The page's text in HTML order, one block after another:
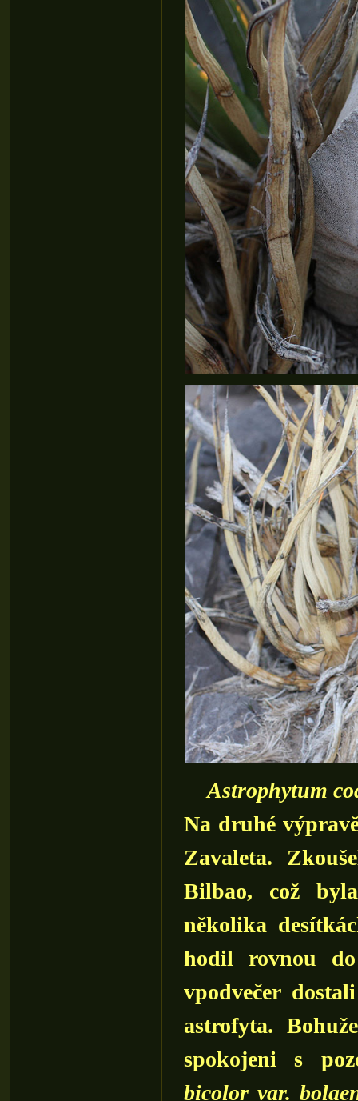
Astrophytum
Na druhé
Zavaleta.
Bilbao, což
několika
hodil rovnou
vpodvečer
astrofyta.
spokojeni s
bicolor var.